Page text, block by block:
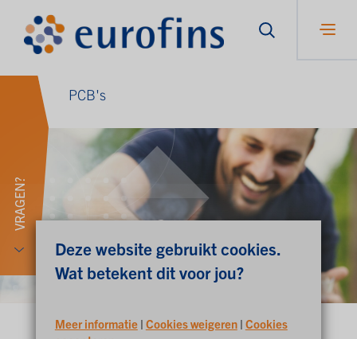
Deze website gebruikt cookies.
Wat betekent dit voor jou?
Meer informatie| Cookies weigeren| Cookies
PCB's
VRAGEN?